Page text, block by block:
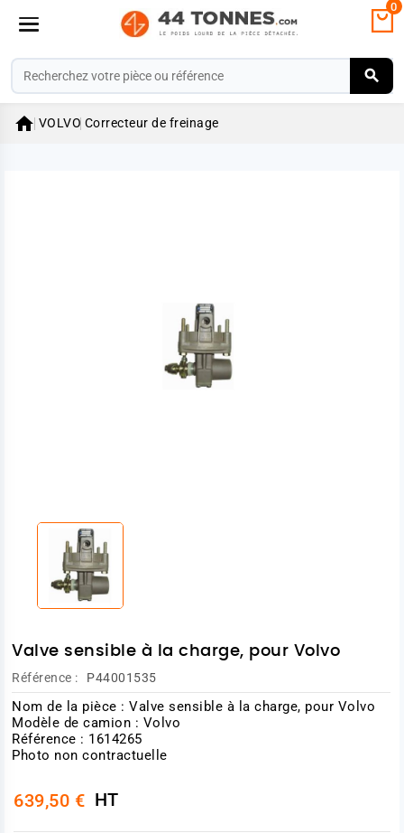
0
 VOLVO Correcteur de freinage
Valve sensible à la charge, pour Volvo
Référence : P44001535
Nom de la pièce : Valve sensible à la charge, pour Volvo
Modèle de camion : Volvo
Référence : 1614265
Photo non contractuelle
639,50 € HT